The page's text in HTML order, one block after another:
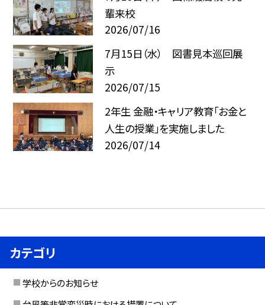
輩来校
2026/07/16
7月15日（水） 図書見本巡回展
示
2026/07/15
2年生 金融・キャリア教育「お金と
人生の授業」を実施しました
2026/07/14
カテゴリ
学校からのお知らせ